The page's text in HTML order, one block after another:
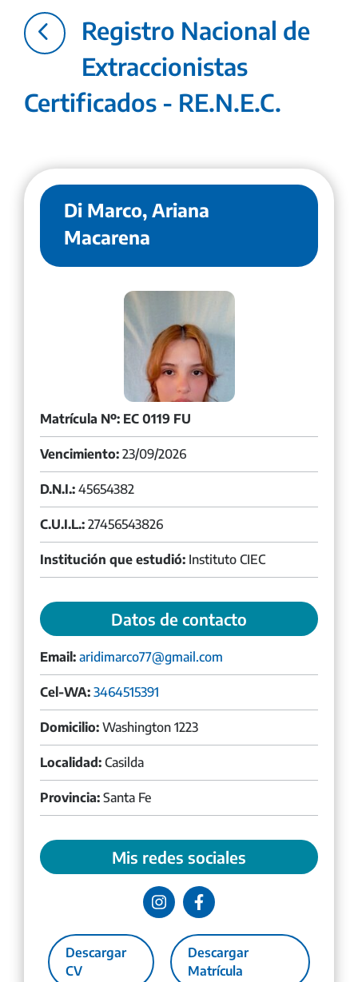
4
Registro Nacional de
Extraccionistas
Certificados - RE.N.E.C.
Di Marco, Ariana
Macarena
Matrícula Nº: EC 0119 FU
Vencimiento: 23/09/2026
D.N.I.: 45654382
C.U.I.L.: 27456543826
Institución que estudió: Instituto CIEC
Datos de contacto
Email: aridimarco77@gmail.com
Cel-WA: 3464515391
Domicilio: Washington 1223
Localidad: Casilda
Provincia: Santa Fe
Mis redes sociales
Descargar
CV
Descargar
Matrícula